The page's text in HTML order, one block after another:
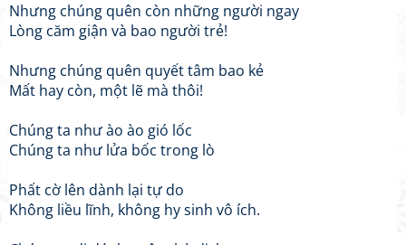
Nhưng chúng quên còn những người ngay
Lòng căm giận và bao người trẻ!
Nhưng chúng quên quyết tâm bao kẻ
Mất hay còn, một lẽ mà thôi!
Chúng ta như ào ào gió lốc
Chúng ta như lửa bốc trong lò
Phất cờ lên dành lại tự do
Không liều lĩnh, không hy sinh vô ích.